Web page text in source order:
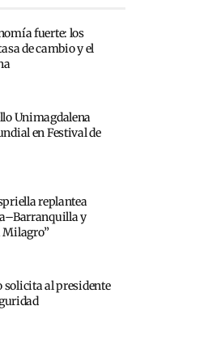
fuerte: los
de cambio y el
Unimagdalena
en Festival de
replantea
y
Milagro”
solicita al presidente